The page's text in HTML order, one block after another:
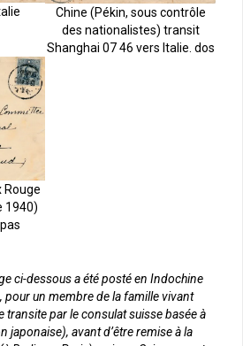
Chine (Pékin, sous contrôle
des nationalistes) transit
Shanghai 07 46 vers Italie. dos
Rouge
1940)
ci-dessous a été posté en Indochine
pour un membre de la famille vivant
transite par le consulat suisse basée à
japonaise), avant d’être remise à la